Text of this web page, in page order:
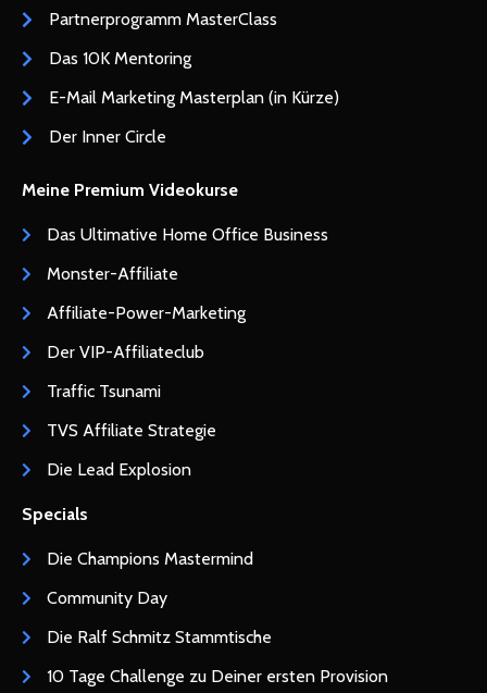
Partnerprogramm MasterClass
Das 10K Mentoring
E-Mail Marketing Masterplan (in Kürze)
Der Inner Circle
Meine Premium Videokurse
Das Ultimative Home Office Business
Monster-Affiliate
Affiliate-Power-Marketing
Der VIP-Affiliateclub
Traffic Tsunami
TVS Affiliate Strategie
Die Lead Explosion
Specials
Die Champions Mastermind
Community Day
Die Ralf Schmitz Stammtische
10 Tage Challenge zu Deiner ersten Provision